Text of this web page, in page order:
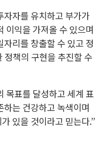
자자를 유치하고 부가가
이익을 가져올 수 있으며
리를 창출할 수 있고 정
정책의 구현을 추진할 수
목표를 달성하고 세계 표
는 건강하고 녹색이며
있을 것이라고 믿는다.”